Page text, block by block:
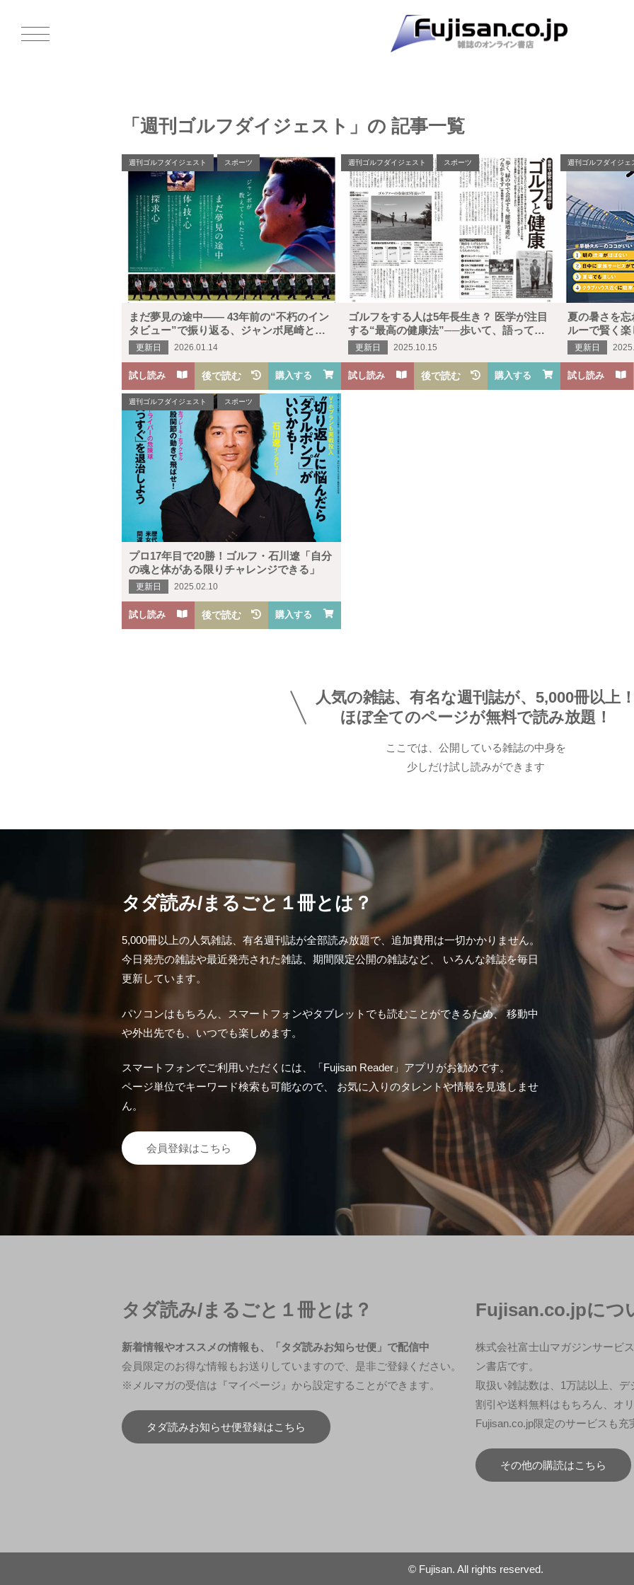
人気ランキング
後から読む
「週刊ゴルフダイジェスト」の 記事一覧
週刊ゴルフダイジェスト スポーツ
まだ夢見の途中―― 43年前の“不朽のイン
タビュー”で振り返る、ジャンボ尾崎とい
う生き方
更新日 2026.01.14
試し読み 後で読む 購入する
週刊ゴルフダイジェスト スポーツ
ゴルフをする人は5年長生き？ 医学が注目
する“最高の健康法”──歩いて、語って、
笑う時間が寿命をのばす
更新日 2025.10.15
試し読み 後で読む 購入する
週刊ゴルフダイジェ
夏の暑さを
ルーで賢く
覧更新日
試し読み
週刊ゴルフダイジェスト スポーツ
プロ17年目で20勝！ゴルフ・石川遼「自分
の魂と体がある限りチャレンジできる」
更新日 2025.02.10
試し読み 後で読む 購入する
人気の雑誌、有名な週刊誌が、5,000冊以上
ほぼ全てのページが無料で読み放題！
ここでは、公開している雑誌の中身を
少しだけ試し読みができます
タダ読み/まるごと１冊とは？
5,000冊以上の人気雑誌、有名週刊誌が全部読み放題で、追加費用は一切かかりません。
今日発売の雑誌や最近発売された雑誌、期間限定公開の雑誌など、 いろんな雑誌を毎日
更新しています。
パソコンはもちろん、スマートフォンやタブレットでも読むことができるため、 移動中
や外出先でも、いつでも楽しめます。
スマートフォンでご利用いただくには、「Fujisan Reader」アプリがお勧めです。
ページ単位でキーワード検索も可能なので、 お気に入りのタレントや情報を見逃しませ
ん。
会員登録はこちら
タダ読み/まるごと１冊とは？
新着情報やオススメの情報も、「タダ読みお知らせ便」で配信中
会員限定のお得な情報もお送りしていますので、是非ご登録ください。
※メルマガの受信は『マイページ』から設定することができます。
タダ読みお知らせ便登録はこちら
Fujisan.co.jpにつ
株式会社富士山マガジンサービ
ン書店です。
取扱い雑誌数は、1万誌以上、
割引や送料無料はもちろん、オ
Fujisan.co.jp限定のサービスも充
その他の購読はこちら
© Fujisan. All rights reserved.